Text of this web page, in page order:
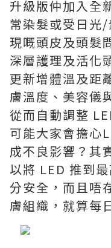
升級版仲加入全
常染髮或受日光
現嘅頭皮及頭髮
深層護理及活化
更新增體溫及距
膚溫度、美容儀
從而自動調整
可能大家會擔心
成不良影響？其
以將 LED 推到
分安全，而且唔
膚組織，就算每